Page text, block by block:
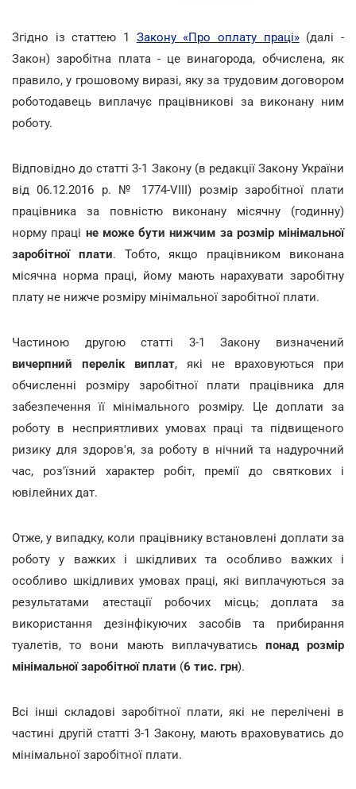
Згідно із статтею 1 Закону «Про оплату праці»(далі -
Закон) заробітна плата - це винагорода, обчислена, як
правило, у грошовому виразі, яку за трудовим договором
роботодавець виплачує працівникові за виконану ним
роботу.
Відповідно до статті 3-1 Закону (в редакції Закону України
від 06.12.2016 р. № 1774-VIII) розмір заробітної плати
працівника за повністю виконану місячну (годинну)
норму праці не може бути нижчим за розмір мінімальної
заробітної плати. Тобто, якщо працівником виконана
місячна норма праці, йому мають нарахувати заробітну
плату не нижче розміру мінімальної заробітної плати.
Частиною другою статті 3-1 Закону визначений
вичерпний перелік виплат, які не враховуються при
обчисленні розміру заробітної плати працівника для
забезпечення її мінімального розміру. Це доплати за
роботу в несприятливих умовах праці та підвищеного
ризику для здоров'я, за роботу в нічний та надурочний
час, роз'їзний характер робіт, премії до святкових і
ювілейних дат.
Отже, у випадку, коли працівнику встановлені доплати за
роботу у важких і шкідливих та особливо важких і
особливо шкідливих умовах праці, які виплачуються за
результатами атестації робочих місць; доплата за
використання дезінфікуючих засобів та прибирання
туалетів, то вони мають виплачуватисьпонад розмір
мінімальної заробітної плати (6 тис. грн).
Всі інші складові заробітної плати, які не перелічені в
частині другій статті 3-1 Закону, мають враховуватись до
мінімальної заробітної плати.